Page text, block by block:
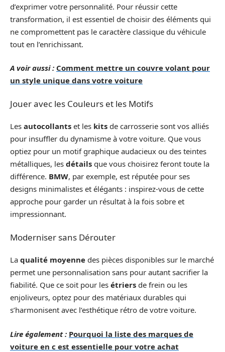
d’exprimer votre personnalité. Pour réussir cette
transformation, il est essentiel de choisir des éléments qui
ne compromettent pas le caractère classique du véhicule
tout en l’enrichissant.
A voir aussi : Comment mettre un couvre volant pour
un style unique dans votre voiture
Jouer avec les Couleurs et les Motifs
Les autocollants et les kits de carrosserie sont vos alliés
pour insuffler du dynamisme à votre voiture. Que vous
optiez pour un motif graphique audacieux ou des teintes
métalliques, les détails que vous choisirez feront toute la
différence. BMW, par exemple, est réputée pour ses
designs minimalistes et élégants : inspirez-vous de cette
approche pour garder un résultat à la fois sobre et
impressionnant.
Moderniser sans Dérouter
La qualité moyenne des pièces disponibles sur le marché
permet une personnalisation sans pour autant sacrifier la
fiabilité. Que ce soit pour les étriers de frein ou les
enjoliveurs, optez pour des matériaux durables qui
s’harmonisent avec l’esthétique rétro de votre voiture.
Lire également : Pourquoi la liste des marques de
voiture en c est essentielle pour votre achat